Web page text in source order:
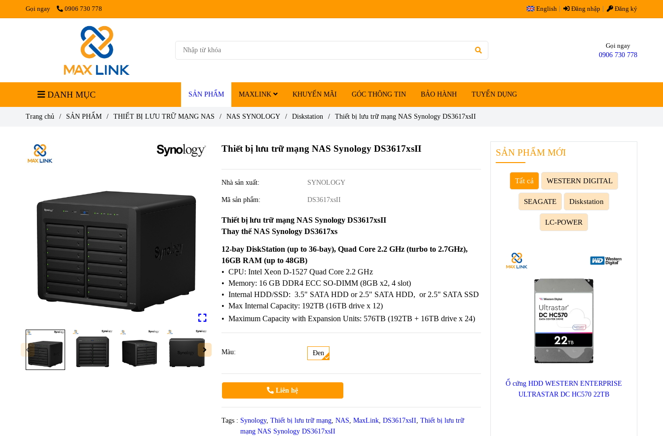
Gọi ngay 0906 730 778 English Đăng nhập Đăng ký
Gọi ngay
0906 730 778
DANH MỤC SẢN PHẨM MAXLINK KHUYẾN MÃI GÓC THÔNG TIN BẢO HÀNH TUYỂN DỤNG
Trang chủ / SẢN PHẨM / THIẾT BỊ LƯU TRỮ MẠNG NAS / NAS SYNOLOGY / Diskstation / Thiết bị lưu trữ mạng NAS Synology DS3617xsII
Thiết bị lưu trữ mạng NAS Synology DS3617xsII
Nhà sản xuất: SYNOLOGY
Mã sản phẩm: DS3617xsII
Thiết bị lưu trữ mạng NAS Synology DS3617xsII
Thay thếNAS Synology DS3617xs
12-bay DiskStation (up to 36-bay), Quad Core 2.2 GHz (turbo to 2.7GHz),
16GB RAM (up to 48GB)
• CPU: Intel Xeon D-1527 Quad Core 2.2 GHz
• Memory: 16 GB DDR4 ECC SO-DIMM (8GB x2, 4 slot)
• Internal HDD/SSD: 3.5" SATA HDD or 2.5" SATA HDD, or 2.5" SATA SSD
• Max Internal Capacity: 192TB (16TB drive x 12)
• Maximum Capacity with Expansion Units: 576TB (192TB + 16TB drive x 24)
Màu: Đen
Liên hệ
Tags : Synology, Thiết bị lưu trữ mạng, NAS, MaxLink, DS3617xsII, Thiết bị lưu trữ
mạng NAS Synology DS3617xsII
SẢN PHẨM MỚI
Tất cả WESTERN DIGITAL
SEAGATE Diskstation
LC-POWER
Ổ cứng HDD WESTERN ENTERPRISE
ULTRASTAR DC HC570 22TB